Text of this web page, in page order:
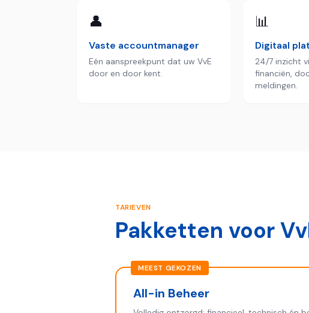
👤
Vaste accountmanager
Eén aanspreekpunt dat uw VvE
door en door kent.
📊
Digitaal
24/7 inzicht
financiën,
meldingen.
TARIEVEN
Pakketten voor
MEEST GEKOZEN
All-in Beheer